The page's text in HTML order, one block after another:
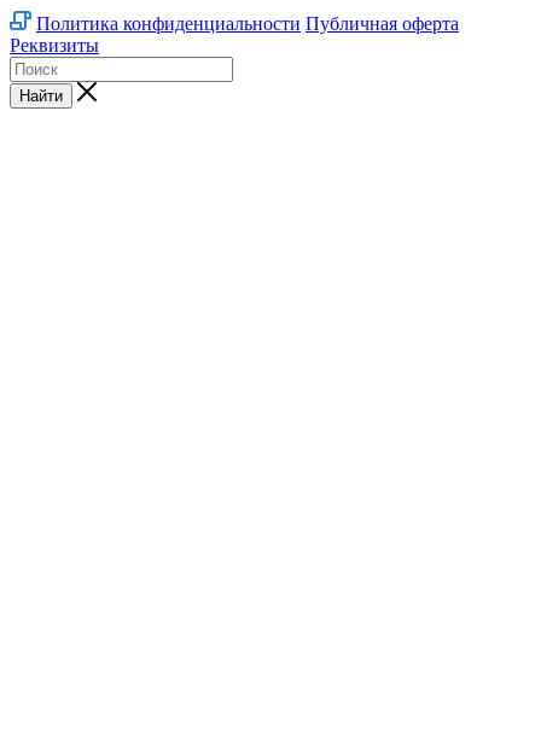
Политика конфиденциальности Публичная оферта
Реквизиты
Найти